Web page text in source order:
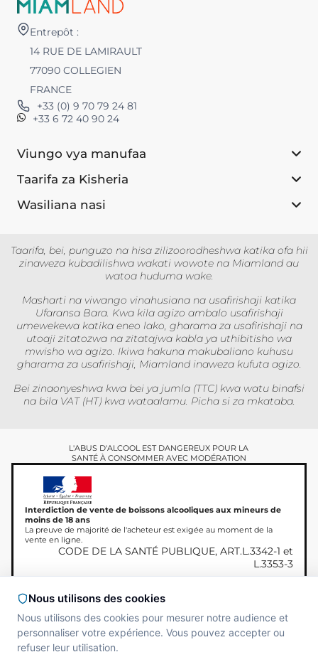
Entrepôt :
14 RUE DE LAMIRAULT
77090 COLLEGIEN
FRANCE
+33 (0) 9 70 79 24 81
+33 6 72 40 90 24
Viungo vya manufaa
Taarifa za Kisheria
Wasiliana nasi
Taarifa, bei, punguzo na hisa zilizoorodheshwa katika ofa hii
zinaweza kubadilishwa wakati wowote na Miamland au
watoa huduma wake.
Masharti na viwango vinahusiana na usafirishaji katika
Ufaransa Bara. Kwa kila agizo ambalo usafirishaji
umewekewa katika eneo lako, gharama za usafirishaji na
utoaji zitatozwa na zitatajwa kabla ya uthibitisho wa
mwisho wa agizo. Ikiwa hakuna makubaliano kuhusu
gharama za usafirishaji, Miamland inaweza kufuta agizo.
Bei zinaonyeshwa kwa bei ya jumla (TTC) kwa watu binafsi
na bila VAT (HT) kwa wataalamu. Picha si za mkataba.
L'ABUS D'ALCOOL EST DANGEREUX POUR LA
SANTÉ À CONSOMMER AVEC MODÉRATION
Interdiction de vente de boissons alcooliques aux mineurs de
moins de 18 ans
La preuve de majorité de l'acheteur est exigée au moment de la
vente en ligne.
CODE DE LA SANTÉ PUBLIQUE, ART.L.3342-1 et
L.3353-3
Hakimiliki © 2026
Miamland, haki zote
zimehifadhiwa.
Site réalisé parMAADAM
SOLUTIONS
Nous utilisons des cookies
Nous utilisons des cookies pour mesurer notre audience et
personnaliser votre expérience. Vous pouvez accepter ou
refuser leur utilisation.